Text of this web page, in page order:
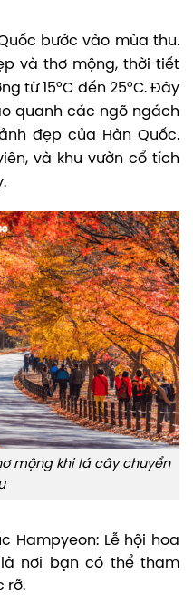
bước vào mùa thu.
và thơ mộng, thời tiết
từ 15°C đến 25°C. Đây
quanh các ngõ ngách
đẹp của Hàn Quốc.
và khu vườn cổ tích
mộng khi lá cây chuyển
Hampyeon: Lễ hội hoa
nơi bạn có thể tham
rỡ.